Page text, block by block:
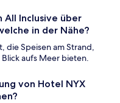
All Inclusive über
in der Nähe?
die Speisen am Strand,
aufs Meer bieten.
von Hotel NYX